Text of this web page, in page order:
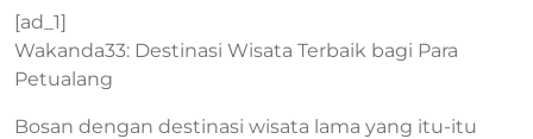
[ad_1]
Wakanda33: Destinasi Wisata Terbaik bagi Para
Petualang
Bosan dengan destinasi wisata lama yang itu-itu